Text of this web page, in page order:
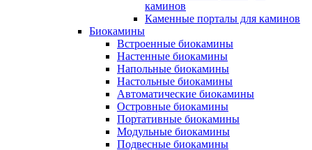
каминов
Каменные порталы для каминов
Биокамины
Встроенные биокамины
Настенные биокамины
Напольные биокамины
Настольные биокамины
Автоматические биокамины
Островные биокамины
Портативные биокамины
Модульные биокамины
Подвесные биокамины